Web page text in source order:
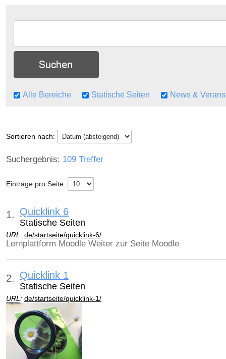
Alle Bereiche Statische Seiten News &
Sortieren nach:
109 Treffer
Einträge pro Seite:
1. Quicklink 6
Statische Seiten
URL: de/startseite/quicklink-6/
Lernplattform Moodle Weiter zur Seite Moodle
2. Quicklink 1
Statische Seiten
URL: de/startseite/quicklink-1/